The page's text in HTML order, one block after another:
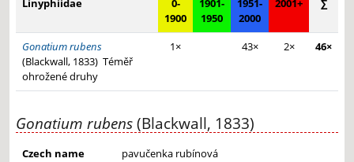
Linyphiidae
0-
1900
1901-
1950
1951-
2000
2001+ ∑
Gonatium rubens
(Blackwall, 1833) Téměř
ohrožené druhy
1× 43× 2× 46×
Gonatium rubens(Blackwall, 1833)
Czech name
pavučenka rubínová